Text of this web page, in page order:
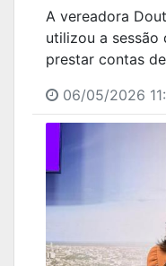
A vereadora
utilizou a sessão
prestar contas
06/05/2026